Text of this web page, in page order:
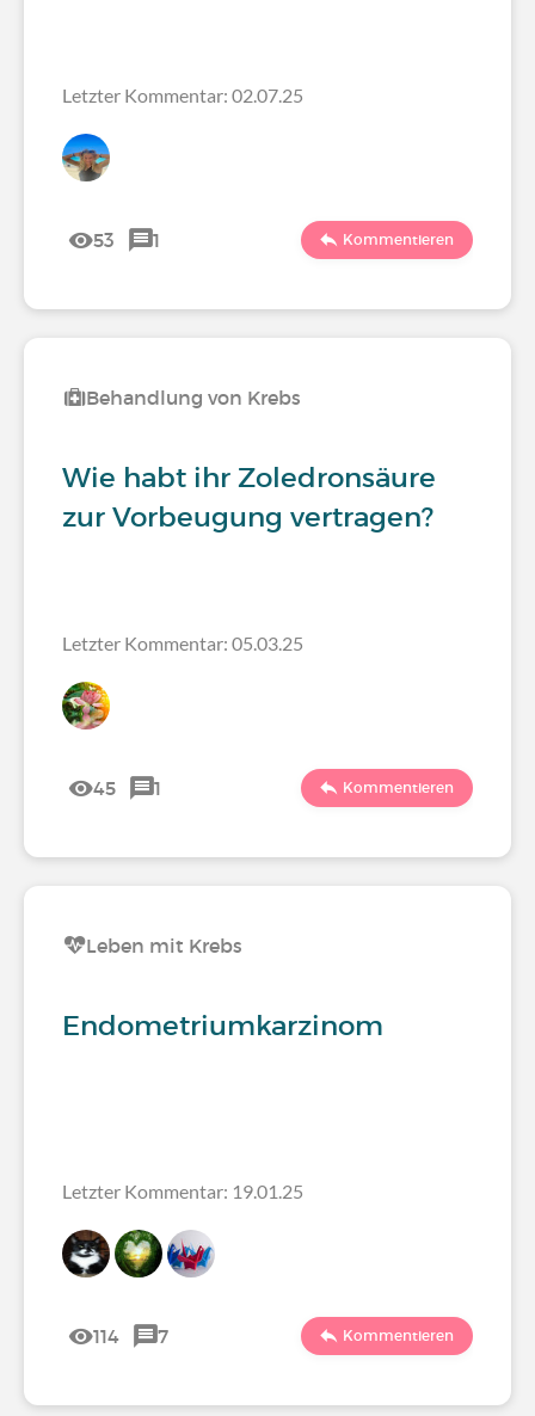
Letzter Kommentar: 02.07.25
53 1 Kommentieren
Behandlung von Krebs
Wie habt ihr Zoledronsäure
zur Vorbeugung vertragen?
Letzter Kommentar: 05.03.25
45 1 Kommentieren
Leben mit Krebs
Endometriumkarzinom
Letzter Kommentar: 19.01.25
114 7 Kommentieren